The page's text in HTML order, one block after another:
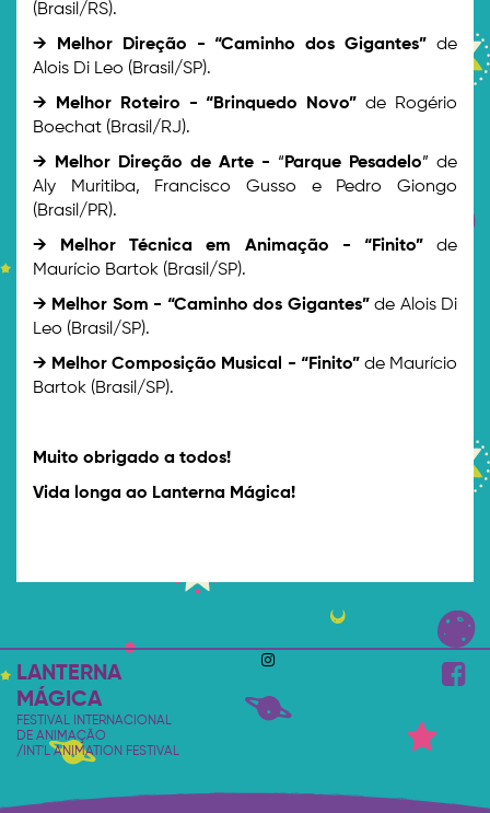
(Brasil/RS).
→ Melhor Direção -
“Caminho dos Gigantes”de
Alois Di Leo (Brasil/SP).
→ Melhor Roteiro - “Brinquedo Novo”de Rogério
Boechat (Brasil/RJ).
→ Melhor Direção de Arte - “ Parque Pesadelo” de
Aly Muritiba, Francisco Gusso e Pedro Giongo
(Brasil/PR).
→ Melhor Técnica em Animação -
“Finito”de
Maurício Bartok (Brasil/SP).
→ Melhor Som - “Caminho dos Gigantes”de Alois Di
Leo (Brasil/SP).
→ Melhor Composição Musical - “Finito” de Maurício
Bartok (Brasil/SP).
Muito obrigado a todos!
Vida longa ao Lanterna Mágica!
LANTERNA
MÁGICA
FESTIVAL INTERNACIONAL
DE ANIMAÇÃO
/INT'L ANIMATION FESTIVAL